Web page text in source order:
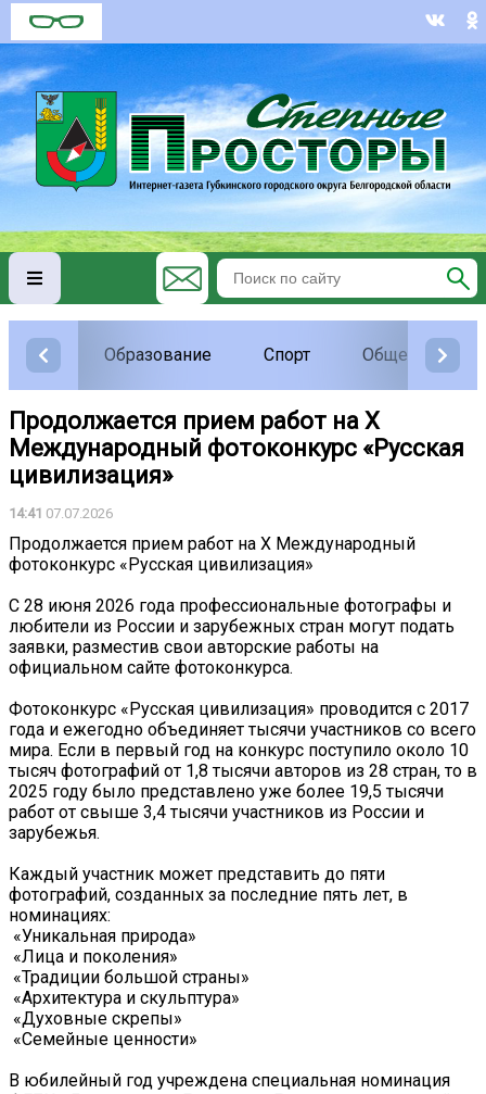
Образование Спорт Общество
Продолжается прием работ на Х
Международный фотоконкурс «Русская
цивилизация»
14:41 07.07.2026
Продолжается прием работ на Х Международный
фотоконкурс «Русская цивилизация»
С 28 июня 2026 года профессиональные фотографы и
любители из России и зарубежных стран могут подать
заявки, разместив свои авторские работы на
официальном сайте фотоконкурса.
Фотоконкурс «Русская цивилизация» проводится с 2017
года и ежегодно объединяет тысячи участников со всего
мира. Если в первый год на конкурс поступило около 10
тысяч фотографий от 1,8 тысячи авторов из 28 стран, то в
2025 году было представлено уже более 19,5 тысячи
работ от свыше 3,4 тысячи участников из России и
зарубежья.
Каждый участник может представить до пяти
фотографий, созданных за последние пять лет, в
номинациях:
️ «Уникальная природа»
️ «Лица и поколения»
️ «Традиции большой страны»
️ «Архитектура и скульптура»
️ «Духовные скрепы»
️ «Семейные ценности»
В юбилейный год учреждена специальная номинация